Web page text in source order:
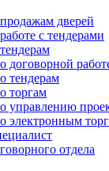
дверей
с тендерами
договорной
тендерам
торгам
управлению
электронным
отдела